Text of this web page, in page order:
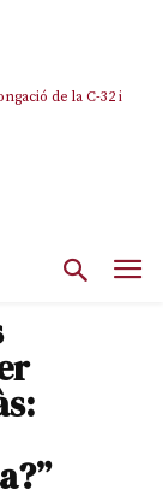
de la C-32 i